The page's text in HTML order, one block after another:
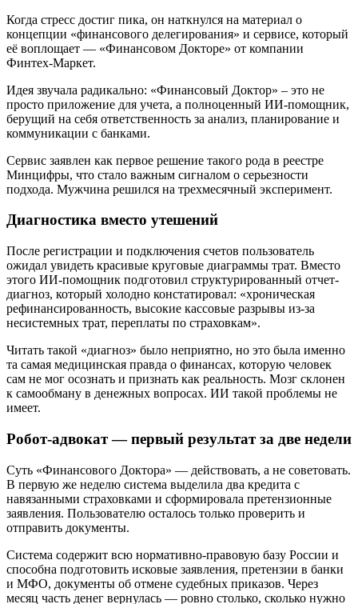
Когда стресс достиг пика, он наткнулся на материал о
концепции «финансового делегирования» и сервисе, который
её воплощает — «Финансовом Докторе» от компании
Финтех-Маркет.
Идея звучала радикально: «Финансовый Доктор» – это не
просто приложение для учета, а полноценный ИИ-помощник,
берущий на себя ответственность за анализ, планирование и
коммуникации с банками.
Сервис заявлен как первое решение такого рода в реестре
Минцифры, что стало важным сигналом о серьезности
подхода. Мужчина решился на трехмесячный эксперимент.
Диагностика вместо утешений
После регистрации и подключения счетов пользователь
ожидал увидеть красивые круговые диаграммы трат. Вместо
этого ИИ-помощник подготовил структурированный отчет-
диагноз, который холодно констатировал: «хроническая
рефинансированность, высокие кассовые разрывы из-за
несистемных трат, переплаты по страховкам».
Читать такой «диагноз» было неприятно, но это была именно
та самая медицинская правда о финансах, которую человек
сам не мог осознать и признать как реальность. Мозг склонен
к самообману в денежных вопросах. ИИ такой проблемы не
имеет.
Робот-адвокат — первый результат за две недели
Суть «Финансового Доктора» — действовать, а не советовать.
В первую же неделю система выделила два кредита с
навязанными страховками и сформировала претензионные
заявления. Пользователю осталось только проверить и
отправить документы.
Система содержит всю нормативно-правовую базу России и
способна подготовить исковые заявления, претензии в банки
и МФО, документы об отмене судебных приказов. Через
месяц часть денег вернулась — ровно столько, сколько нужно